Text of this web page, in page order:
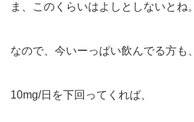
ま、このくらいはよしとしないとね。
なので、今いーっぱい飲んでる方も、
10mg/日を下回ってくれば、